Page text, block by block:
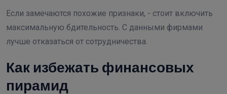
Если замечаются похожие признаки, - стоит включить
максимальную бдительность. С данными фирмами
лучше отказаться от сотрудничества.
Как избежать финансовых
пирамид